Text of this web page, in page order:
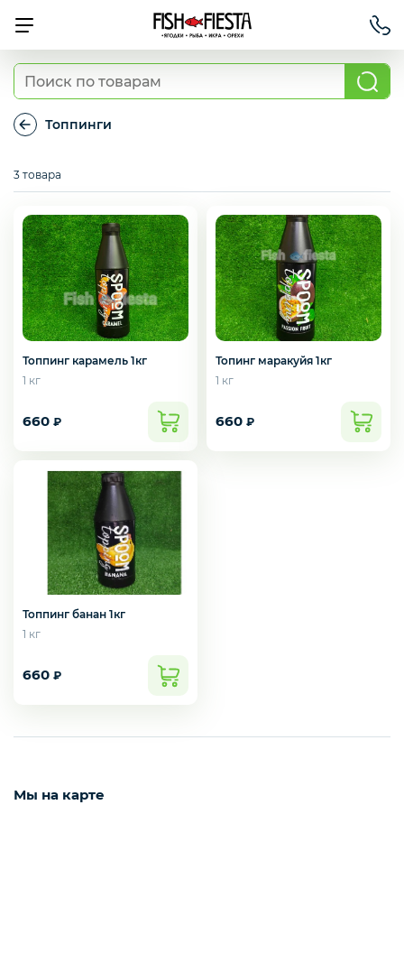
Свежие ягоды и фрукты
Охлажденная рыба
Березовские полуфабрикаты
Северная рыба
Топпинги
3 товара
Топпинг карамель 1кг
1 кг
660 ₽
Топинг маракуйя 1кг
1 кг
660 ₽
Топпинг банан 1кг
1 кг
660 ₽
Мы на карте